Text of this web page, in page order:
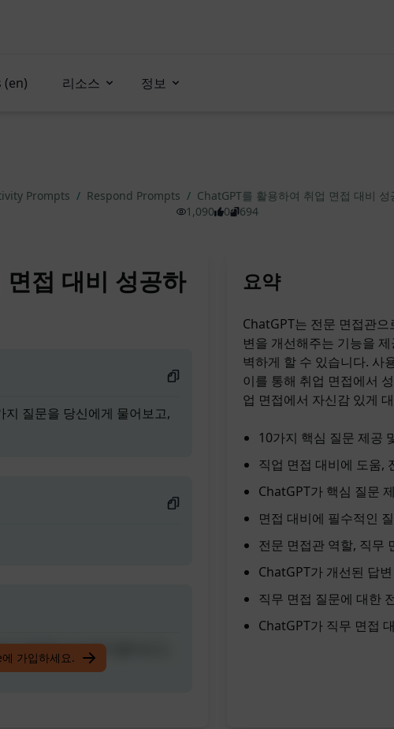
(en) 리소스 정보
Prompts / Respond Prompts / ChatGPT를 활용하여 취업 면접 대비 성
1,090
0 694
접 대비 성공하
질문을 당신에게 물어보고,
질문을 당신에게 물어보고,
가입하세요.
요약
ChatGPT는 전문 면접관
변을 개선해주는 기능을
벽하게 할 수 있습니다. 사
이를 통해 취업 면접에서
업 면접에서 자신감 있게
10가지 핵심 질문 제공
직업 면접 대비에 도움,
ChatGPT가 핵심 질문
면접 대비에 필수적인
전문 면접관 역할, 직무
ChatGPT가 개선된 답
직무 면접 질문에 대한
ChatGPT가 직무 면접